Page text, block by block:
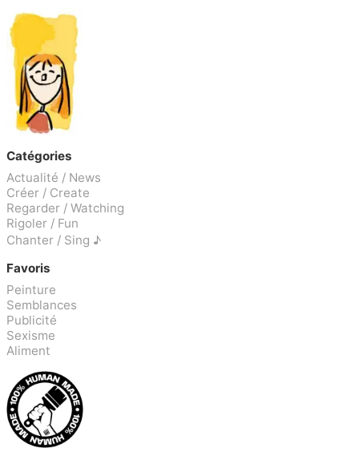
Catégories
Actualité / News
Créer / Create
Regarder / Watching
Rigoler / Fun
Chanter / Sing ♪
Favoris
Peinture
Semblances
Publicité
Sexisme
Aliment